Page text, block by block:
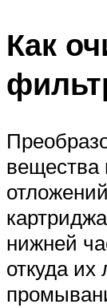
Как
вещества
нижней
откуда их